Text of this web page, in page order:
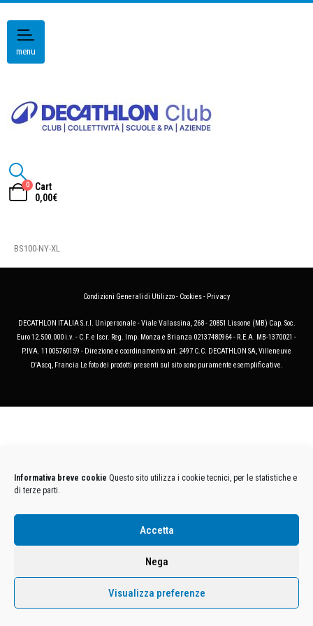
Informativa breve cookie Questo sito utilizza i cookie tecnici, per le statistiche e
di terze parti.
Accetta
Nega
Visualizza preferenze
menu
0
Cart
0,00€
BS100-NY-XL
Condizioni Generali di Utilizzo- Cookies- Privacy
DECATHLON ITALIA S.r.l. Unipersonale - Viale Valassina, 268 - 20851 Lissone (MB) Cap. Soc.
Euro 12.500.000 i.v. - C.F. e Iscr. Reg. Imp. Monza e Brianza 02137480964 - R.E.A. MB-1370021 -
P.IVA. 11005760159 - Direzione e coordinamento art. 2497 C.C. DECATHLON SA, Villeneuve
D'Ascq, Francia Le foto dei prodotti presenti sul sito sono puramente esemplificative.